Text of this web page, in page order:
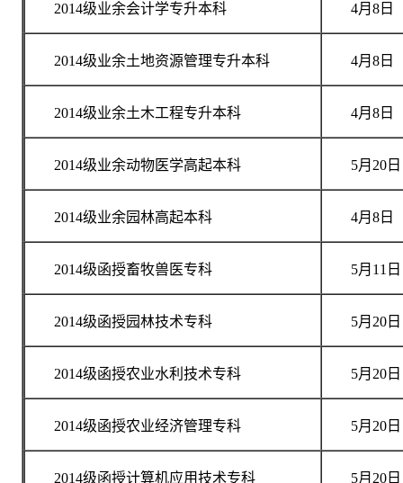
2014级业余会计学专升本科 4月8日
2014级业余土地资源管理专升本科 4月8日
2014级业余土木工程专升本科 4月8日
2014级业余动物医学高起本科 5月20日
2014级业余园林高起本科 4月8日
2014级函授畜牧兽医专科 5月11日
2014级函授园林技术专科 5月20日
2014级函授农业水利技术专科 5月20日
2014级函授农业经济管理专科 5月20日
2014级函授计算机应用技术专科 5月20日